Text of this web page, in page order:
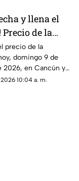
y llena el
Precio de la
HOY, domingo
de 2026, en
Roo
precio de la
domingo 9 de
2026, en Cancún y
Quintana Roo. Este
10:04 a. m.